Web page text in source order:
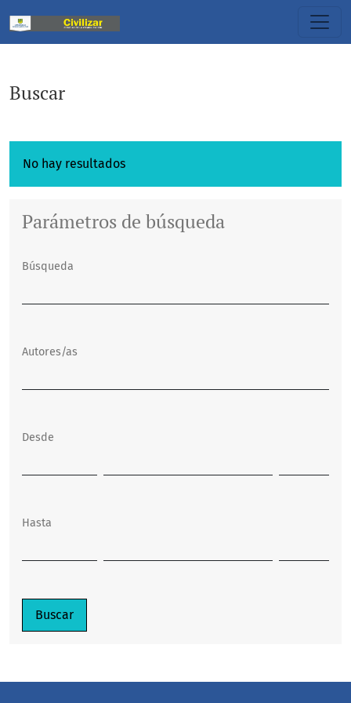
Buscar
Buscar
No hay resultados
Parámetros de búsqueda
Búsqueda
Autores/as
Desde
Hasta
Buscar